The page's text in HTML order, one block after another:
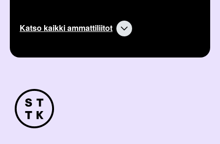
Katso kaikki ammattiliitot